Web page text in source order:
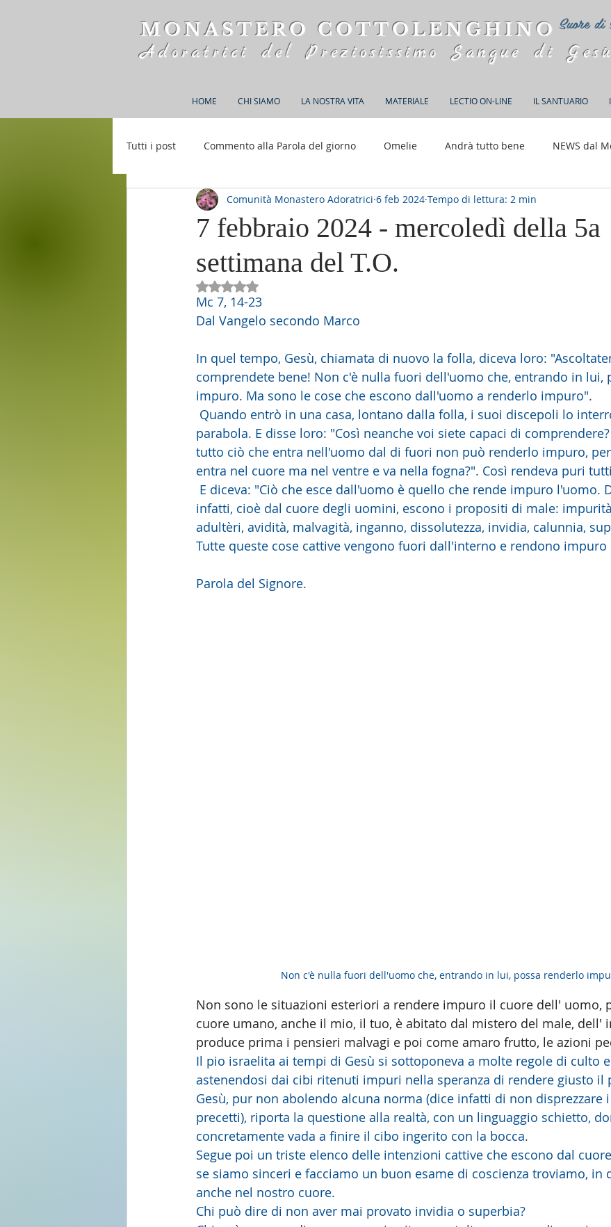
Suore di
MONASTERO COTTOLENGHINO
Adoratrici del Preziosissimo Sangue di Gesù
HOME CHI SIAMO LA NOSTRA VITA MATERIALE LECTIO ON-LINE IL SANTUARIO
Tutti i post Commento alla Parola del giorno Omelie Andrà tutto bene NEWS dal
Rifugio S. M. della Bellezza 150 anni di Adorazione
7 febbraio 2024 - mercoledì della 5a
settimana del T.O.
Comunità Monastero Adoratrici 6 feb 2024 Tempo di lettura: 2 min
Valutazione NaN stelle su 5.
Mc 7, 14-23
Dal Vangelo secondo Marco
In quel tempo, Gesù, chiamata di nuovo la folla, diceva loro:
comprendete bene! Non c'è nulla fuori dell'uomo che, entrando in lui,
impuro. Ma sono le cose che escono dall'uomo a renderlo impuro".
Quando entrò in una casa, lontano dalla folla, i suoi discepoli lo
parabola. E disse loro: "Così neanche voi siete capaci di
tutto ciò che entra nell'uomo dal di fuori non può renderlo impuro,
entra nel cuore ma nel ventre e va nella fogna?". Così rendeva puri
E diceva: "Ciò che esce dall'uomo è quello che rende impuro l'uomo.
infatti, cioè dal cuore degli uomini, escono i propositi di male:
adultèri, avidità, malvagità, inganno, dissolutezza, invidia, calunnia,
Tutte queste cose cattive vengono fuori dall'interno e rendono impuro
Parola del Signore.
Non c'è nulla fuori dell'uomo che, entrando in lui, possa renderlo
Non sono le situazioni esteriori a rendere impuro il cuore dell' uomo,
cuore umano, anche il mio, il tuo, è abitato dal mistero del male, dell'
produce prima i pensieri malvagi e poi come amaro frutto, le azioni
Il pio israelita ai tempi di Gesù si sottoponeva a molte regole di culto
astenendosi dai cibi ritenuti impuri nella speranza di rendere giusto il
Gesù, pur non abolendo alcuna norma (dice infatti di non disprezzare
precetti), riporta la questione alla realtà, con un linguaggio schietto,
concretamente vada a finire il cibo ingerito con la bocca.
Segue poi un triste elenco delle intenzioni cattive che escono dal
se siamo sinceri e facciamo un buon esame di coscienza troviamo, in
anche nel nostro cuore.
Chi può dire di non aver mai provato invidia o superbia?